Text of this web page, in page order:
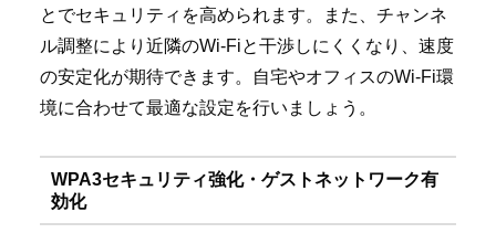
とでセキュリティを高められます。また、チャンネ
ル調整により近隣のWi-Fiと干渉しにくくなり、速度
の安定化が期待できます。自宅やオフィスのWi-Fi環
境に合わせて最適な設定を行いましょう。
WPA3セキュリティ強化・ゲストネットワーク有
効化